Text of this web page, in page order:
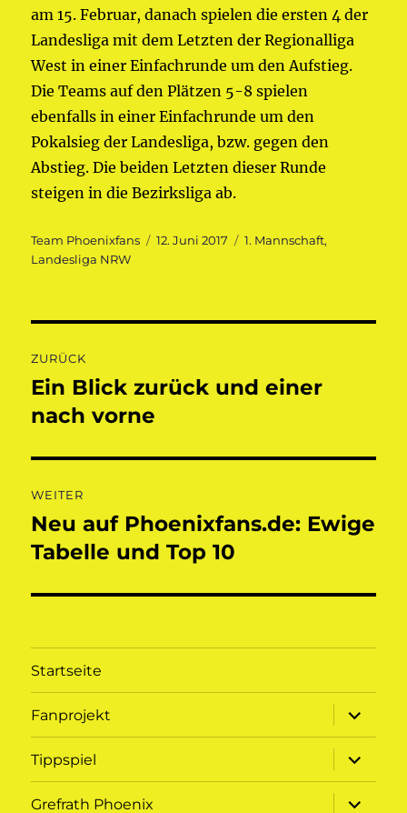
am 15. Februar, danach spielen die ersten 4 der
Landesliga mit dem Letzten der Regionalliga
West in einer Einfachrunde um den Aufstieg.
Die Teams auf den Plätzen 5-8 spielen
ebenfalls in einer Einfachrunde um den
Pokalsieg der Landesliga, bzw. gegen den
Abstieg. Die beiden Letzten dieser Runde
steigen in die Bezirksliga ab.
Autor
Team Phoenixfans
Veröffentlicht
12. Juni 2017 Kategorien
1. Mannschaft,
Landesliga NRW
ZURÜCK
Vorheriger
Beitrag:
Ein Blick zurück und einer
nach vorne
WEITER
Nächster
Beitrag:
Neu auf Phoenixfans.de: Ewige
Tabelle und Top 10
Startseite
Fanprojekt
öffnen
Tippspiel
öffnen
Grefrath Phoenix